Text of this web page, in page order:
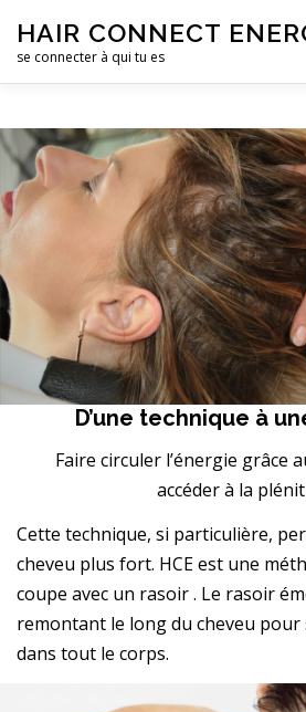
contenu
HAIR CONNECT
se connecter à qui tu es
LE SALON DE COIFFURE LE
CONTACTS
D’une technique à
Faire circuler l’énergie grâce
accéder à la
Cette technique, si particulière,
cheveu plus fort. HCE est une
coupe avec un rasoir . Le rasoir
remontant le long du cheveu pour
dans tout le corps.